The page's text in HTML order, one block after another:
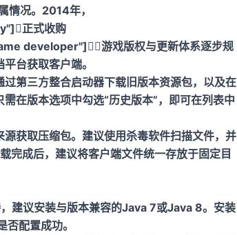
情况。2014年，
正式收购
developer"]，游戏版权与更新体系逐步规
台获取客户端。
第三方整合启动器下载旧版本资源包，以及在
在版本选项中勾选“历史版本”，即可在列表中
获取压缩包。建议使用杀毒软件扫描文件，并
完成后，建议将客户端文件统一存放于固定目
建议安装与版本兼容的Java 7或Java 8。安装
配置成功。